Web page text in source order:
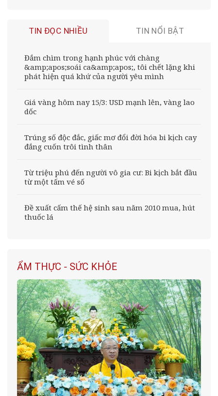
TIN ĐỌC NHIỀU TIN NỔI BẬT
Đắm chìm trong hạnh phúc với chàng
&amp;apos;soái ca&amp;apos;, tôi chết lặng khi
phát hiện quá khứ của người yêu mình
Giá vàng hôm nay 15/3: USD mạnh lên, vàng lao
dốc
Trúng số độc đắc, giấc mơ đổi đời hóa bi kịch cay
đắng cuốn trôi tình thân
Từ triệu phú đến người vô gia cư: Bi kịch bắt đầu
từ một tấm vé số
Đề xuất cấm thế hệ sinh sau năm 2010 mua, hút
thuốc lá
ẨM THỰC - SỨC KHỎE